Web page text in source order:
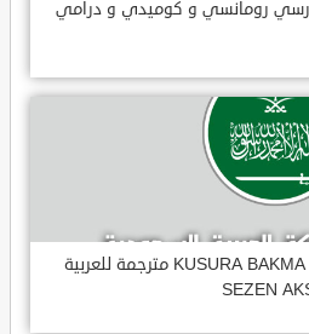
مدرسي رومانسي و كوميدي و درامي
كلمات أغنية اعذرني التركية KUSURA BAKMA مترجمة للعربية